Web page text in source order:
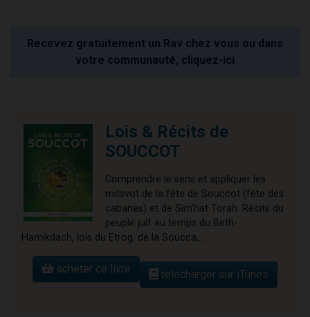
Recevez gratuitement un Rav chez vous ou dans
votre communauté, cliquez-ici
Lois & Récits de
SOUCCOT
Comprendre le sens et appliquer les
mitsvot de la fête de Souccot (fête des
cabanes) et de Sim'hat Torah. Récits du
peuple juif au temps du Beth-
Hamikdach, lois du Etrog, de la Soucca,...
acheter ce livre télécharger sur iTunes